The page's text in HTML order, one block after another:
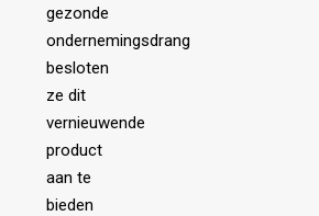
gezonde
ondernemingsdrang
besloten
ze dit
vernieuwende
product
aan te
bieden